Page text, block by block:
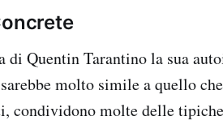
di Quentin Tarantino la sua
molto simile a quello
condividono molte delle